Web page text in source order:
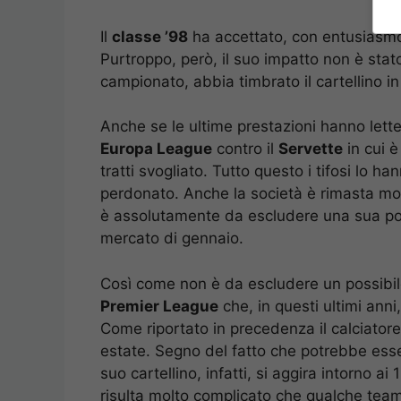
Il classe ’98 ha accettato, con
Purtroppo, però, il suo impatto non è
campionato, abbia timbrato il cartellino
Anche se le ultime prestazioni hanno
Europa League contro il Servette in cui
tratti svogliato. Tutto questo i tifosi lo
perdonato. Anche la società è rimasta
è assolutamente da escludere una sua
mercato di gennaio.
Così come non è da escludere un
Premier League che, in questi ultimi
Come riportato in precedenza il
estate. Segno del fatto che potrebbe
suo cartellino, infatti, si aggira intorno ai
risulta molto complicato che qualche